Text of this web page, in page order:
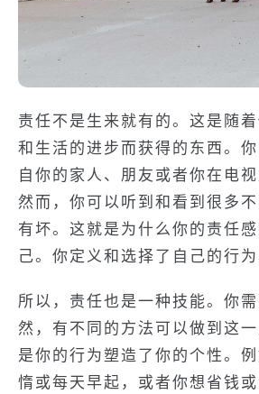
责任不是生来就有的。这是随
和生活的进步而获得的东西。
自你的家人、朋友或者你在电视
然而，你可以听到和看到很多
有坏。这就是为什么你的责任
己。你定义和选择了自己的行为
所以，责任也是一种技能。你
然，有不同的方法可以做到这
是你的行为塑造了你的个性。
惰或每天早起，或者你想省钱